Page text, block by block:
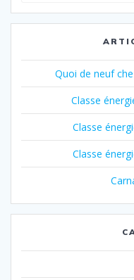
Quoi de neuf
Classe
Classe
Classe